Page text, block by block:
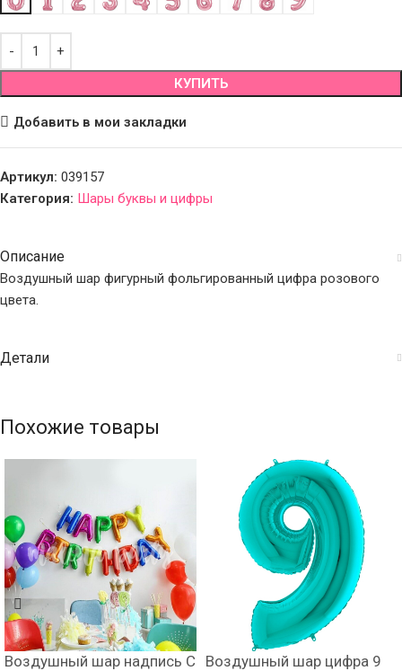
КУПИТЬ
Добавить в мои закладки
Артикул: 039157
Категория: Шары буквы и цифры
Описание
Воздушный шар фигурный фольгированный цифра розового
цвета.
Детали
Похожие товары
Воздушный шар надпись С
Воздушный шар цифра 9